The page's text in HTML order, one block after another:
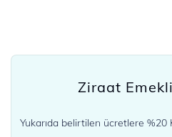
Ziraat
Yukarıda belirtilen ücretlere